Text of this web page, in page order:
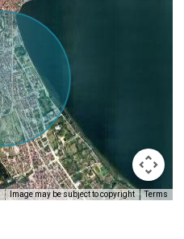
Image may be subject to copyright Terms